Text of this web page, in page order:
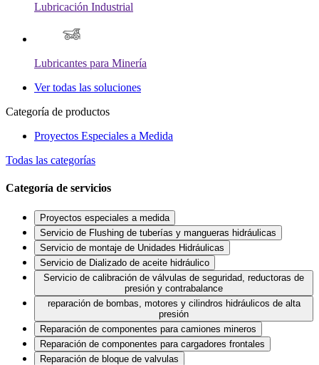
Lubricación Industrial
Lubricantes para Minería
Ver todas las soluciones
Categoría de productos
Proyectos Especiales a Medida
Todas las categorías
Categoría de servicios
Proyectos especiales a medida
Servicio de Flushing de tuberías y mangueras hidráulicas
Servicio de montaje de Unidades Hidráulicas
Servicio de Dializado de aceite hidráulico
Servicio de calibración de válvulas de seguridad, reductoras de
presión y contrabalance
reparación de bombas, motores y cilindros hidráulicos de alta
presión
Reparación de componentes para camiones mineros
Reparación de componentes para cargadores frontales
Reparación de bloque de valvulas